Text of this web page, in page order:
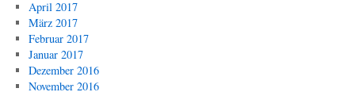
April 2017
März 2017
Februar 2017
Januar 2017
Dezember 2016
November 2016